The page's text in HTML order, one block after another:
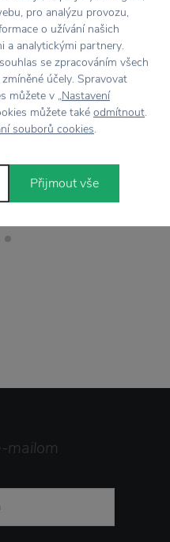
−35 %
NOFRED
Detská deka Leaf
Prikúpiť
mailom
pro analýzu provozu,
o užívání našich
a analytickými partnery.
se zpracováním všech
účely. Spravovat
můžete v „Nastavení
můžete také odmítnout.
souborů cookies.
Přijmout vše